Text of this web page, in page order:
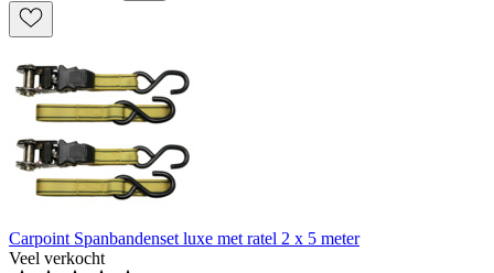
Carpoint Spanbandenset luxe met ratel 2 x 5 meter
Veel verkocht